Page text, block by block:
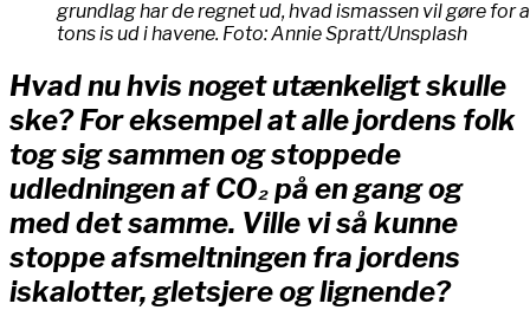
grundlag har de regnet ud, hvad ismassen vil gøre for
tons is ud i havene. Foto: Annie Spratt/Unsplash
Hvad nu hvis noget utænkeligt skulle
ske? For eksempel at alle jordens folk
tog sig sammen og stoppede
udledningen af CO₂ på en gang og
med det samme. Ville vi så kunne
stoppe afsmeltningen fra jordens
iskalotter, gletsjere og lignende?